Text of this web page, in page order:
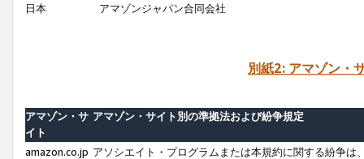
日本
アマゾンジャパン合同会社
別紙2: アマゾン・
アマゾン・サ
イト
アマゾン・サイト別の準拠法および紛争規定
amazon.co.jp アソシエイト・プログラムまたは本規約に関する紛争